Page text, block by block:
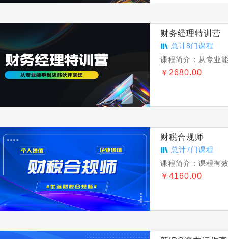
财务经理特训营
总计8门课程
课程简介： 从专业
￥ 2680.00
财税合规师
总计7门课程
课程简介： 课程有
￥ 4160.00